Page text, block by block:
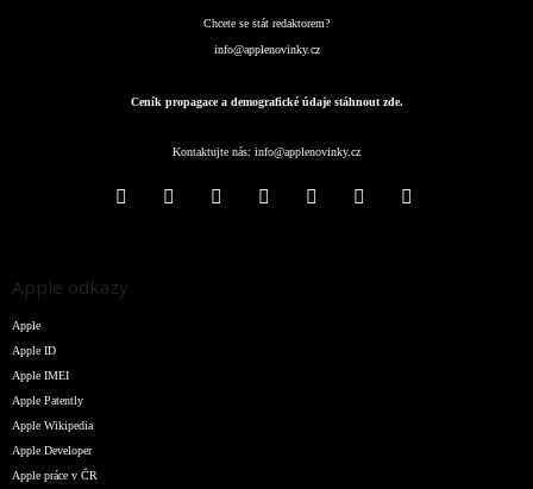
Chcete se stát redaktorem?
info@applenovinky.cz
Ceník propagace a demografické údaje stáhnout zde.
Kontaktujte nás: info@applenovinky.cz
Apple odkazy
Apple
Apple ID
Apple IMEI
Apple Patently
Apple Wikipedia
Apple Developer
Apple práce v ČR